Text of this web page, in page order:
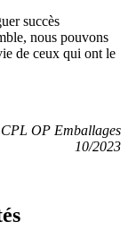
succès
nous pouvons
de ceux qui ont le
OP Emballages
10/2023